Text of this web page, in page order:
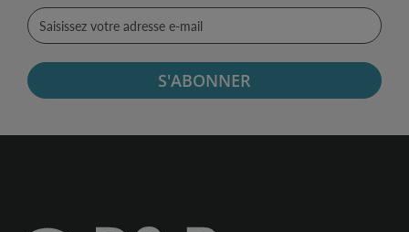
S'ABONNER